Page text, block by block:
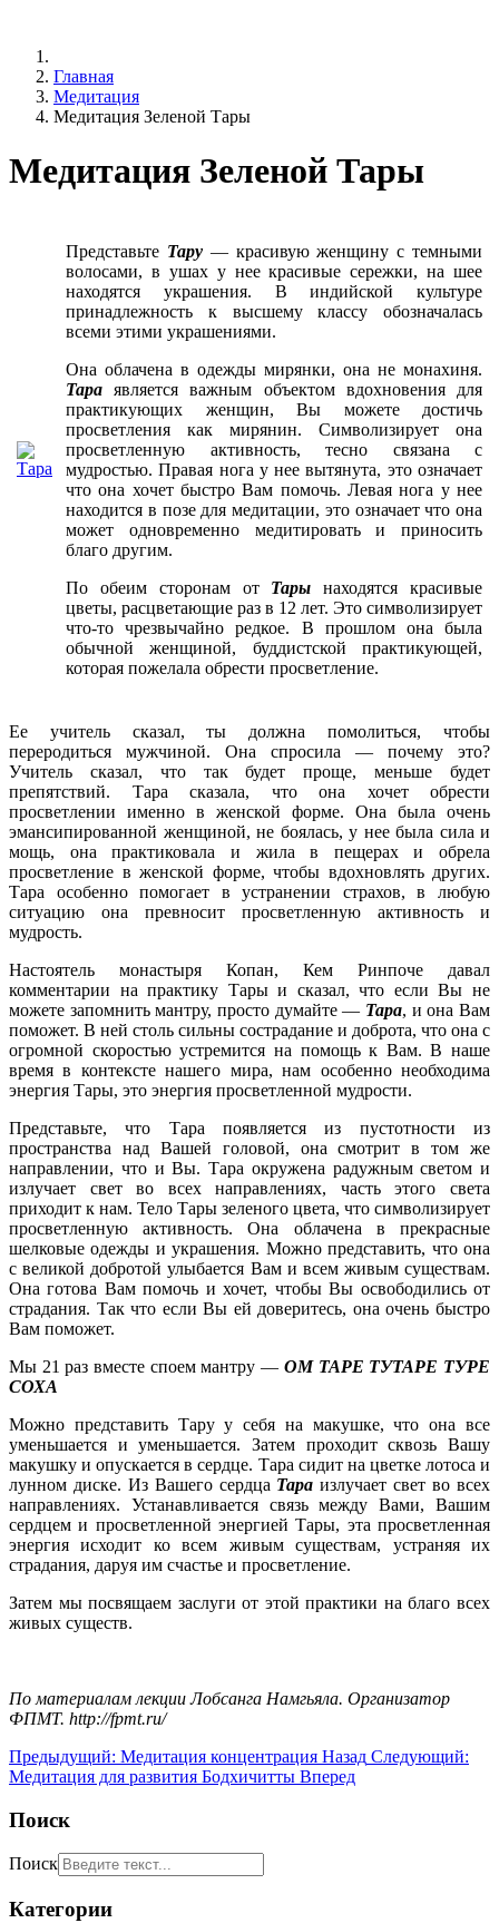
Главная
Медитация
Медитация Зеленой Тары
Медитация Зеленой Тары
Представьте Тару— красивую женщину с темными
волосами, в ушах у нее красивые сережки, на шее
находятся украшения. В индийской культуре
принадлежность к высшему классу обозначалась
всеми этими украшениями.
Она облачена в одежды мирянки, она не монахиня.
Тара является важным объектом вдохновения для
практикующих женщин, Вы можете достичь
просветления как мирянин. Символизирует она
просветленную активность, тесно связана с
мудростью. Правая нога у нее вытянута, это означает
что она хочет быстро Вам помочь. Левая нога у нее
находится в позе для медитации, это означает что она
может одновременно медитировать и приносить
благо другим.
По обеим сторонам от Тары находятся красивые
цветы, расцветающие раз в 12 лет. Это символизирует
что-то чрезвычайно редкое. В прошлом она была
обычной женщиной, буддистской практикующей,
которая пожелала обрести просветление.
Ее учитель сказал, ты должна помолиться, чтобы
переродиться мужчиной. Она спросила — почему это?
Учитель сказал, что так будет проще, меньше будет
препятствий. Тара сказала, что она хочет обрести
просветлении именно в женской форме. Она была очень
эмансипированной женщиной, не боялась, у нее была сила и
мощь, она практиковала и жила в пещерах и обрела
просветление в женской форме, чтобы вдохновлять других.
Тара особенно помогает в устранении страхов, в любую
ситуацию она превносит просветленную активность и
мудрость.
Настоятель монастыря Копан, Кем Ринпоче давал
комментарии на практику Тары и сказал, что если Вы не
можете запомнить мантру, просто думайте — Тара, и она Вам
поможет. В ней столь сильны сострадание и доброта, что она с
огромной скоростью устремится на помощь к Вам. В наше
время в контексте нашего мира, нам особенно необходима
энергия Тары, это энергия просветленной мудрости.
Представьте, что Тара появляется из пустотности из
пространства над Вашей головой, она смотрит в том же
направлении, что и Вы. Тара окружена радужным светом и
излучает свет во всех направлениях, часть этого света
приходит к нам. Тело Тары зеленого цвета, что символизирует
просветленную активность. Она облачена в прекрасные
шелковые одежды и украшения. Можно представить, что она
с великой добротой улыбается Вам и всем живым существам.
Она готова Вам помочь и хочет, чтобы Вы освободились от
страдания. Так что если Вы ей доверитесь, она очень быстро
Вам поможет.
Мы 21 раз вместе споем мантру — ОМ ТАРЕ ТУТАРЕ ТУРЕ
СОХА
Можно представить Тару у себя на макушке, что она все
уменьшается и уменьшается. Затем проходит сквозь Вашу
макушку и опускается в сердце. Тара сидит на цветке лотоса и
лунном диске. Из Вашего сердца Тара излучает свет во всех
направлениях. Устанавливается связь между Вами, Вашим
сердцем и просветленной энергией Тары, эта просветленная
энергия исходит ко всем живым существам, устраняя их
страдания, даруя им счастье и просветление.
Затем мы посвящаем заслуги от этой практики на благо всех
живых существ.
По материалам лекции Лобсанга Намгьяла. Организатор
ФПМТ. http://fpmt.ru/
Предыдущий: Медитация концентрация Назад Следующий:
Медитация для развития Бодхичитты Вперед
Поиск
Поиск
Категории